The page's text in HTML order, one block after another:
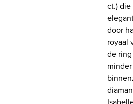
ct.)
door
royaal
de